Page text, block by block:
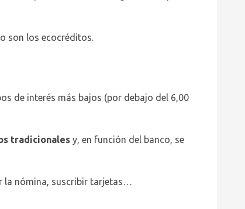
son los ecocréditos.
de interés más bajos (por debajo del 6,00
tradicionales y, en función del banco, se
la nómina, suscribir tarjetas…